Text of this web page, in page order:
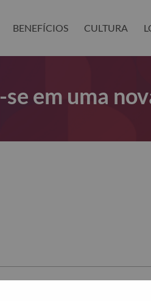
BENEFÍCIOS CULTURA
em uma